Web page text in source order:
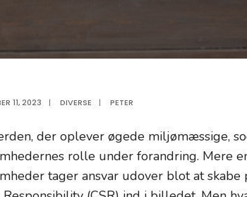
11, 2023 | DIVERSE | PETER
der oplever øgede miljømæssige,
rolle under forandring. Mere
tager ansvar udover blot at